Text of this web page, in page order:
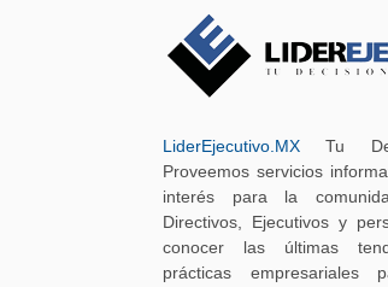
LiderEjecutivo.MX Tu
Proveemos servicios
interés para la
Directivos, Ejecutivos y
conocer las últimas
prácticas empresariales